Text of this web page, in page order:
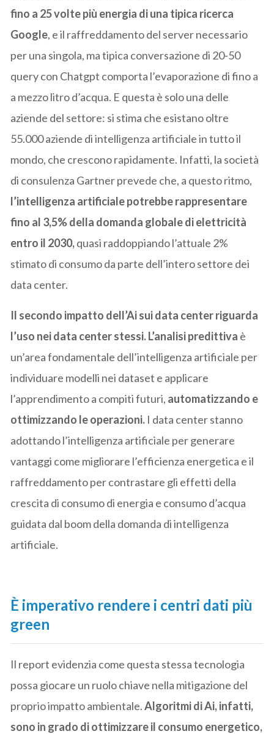
fino a 25 volte più energia di una tipica ricerca
Google, e il raffreddamento del server necessario
per una singola, ma tipica conversazione di 20-50
query con Chatgpt comporta l’evaporazione di fino a
a mezzo litro d’acqua. E questa è solo una delle
aziende del settore: si stima che esistano oltre
55.000 aziende di intelligenza artificiale in tutto il
mondo, che crescono rapidamente. Infatti, la società
di consulenza Gartner prevede che, a questo ritmo,
l’intelligenza artificiale potrebbe rappresentare
fino al 3,5% della domanda globale di elettricità
entro il 2030,quasi raddoppiando l’attuale 2%
stimato di consumo da parte dell’intero settore dei
data center.
Il secondo impatto dell’Ai sui data center riguarda
l’uso nei data center stessi.L’analisi predittiva è
un’area fondamentale dell’intelligenza artificiale per
individuare modelli nei dataset e applicare
l’apprendimento a compiti futuri, automatizzando e
ottimizzando le operazioni. I data center stanno
adottando l’intelligenza artificiale per generare
vantaggi come migliorare l’efficienza energetica e il
raffreddamento per contrastare gli effetti della
crescita di consumo di energia e consumo d’acqua
guidata dal boom della domanda di intelligenza
artificiale.
È imperativo rendere i centri dati più
green
Il report evidenzia come questa stessa tecnologia
possa giocare un ruolo chiave nella mitigazione del
proprio impatto ambientale.Algoritmi di Ai, infatti,
sono in grado di ottimizzare il consumo energetico,